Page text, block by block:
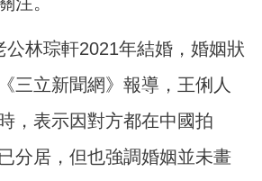
公林琮軒2021年結婚，婚姻狀
三立新聞網》報導，王俐人
，表示因對方都在中國拍
分居，但也強調婚姻並未畫